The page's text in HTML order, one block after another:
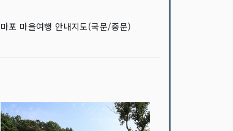
마포 마을여행 안내지도(국문/중문)